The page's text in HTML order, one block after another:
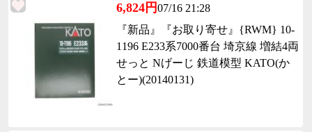
6,824円07/16 21:28
『新品』『お取り寄せ』{RWM} 10-
1196 E233系7000番台 埼京線 増結4両
せっと Nげーじ 鉄道模型 KATO(か
とー)(20140131)